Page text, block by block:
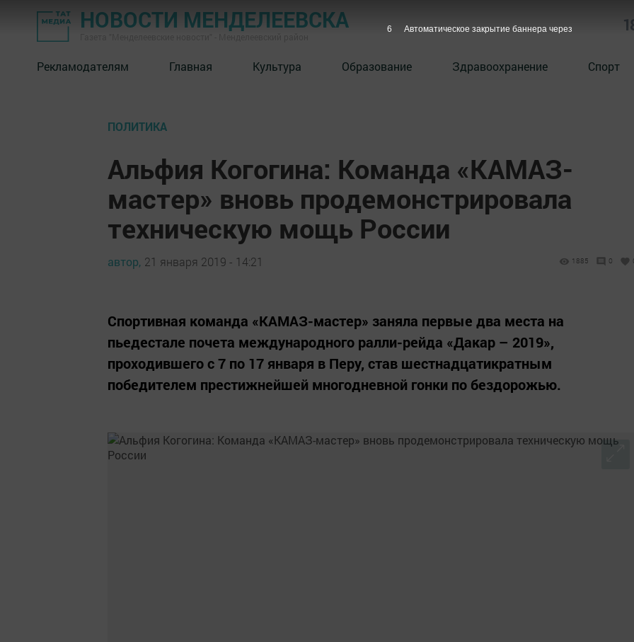
НОВОСТИ МЕНДЕЛЕЕВСКА
Рекламодателям Главная Культура Образование Здравоохранение Спорт
ПОЛИТИКА
Альфия Когогина: Команда «КАМАЗ-
мастер» вновь продемонстрировала
техническую мощь России
автор, 21 января 2019 - 14:21 1885 0
Спортивная команда «КАМАЗ-мастер» заняла первые два места на
пьедестале почета международного ралли-рейда «Дакар – 2019»,
проходившего с 7 по 17 января в Перу, став шестнадцатикратным
победителем престижнейшей многодневной гонки по бездорожью.
5 Автоматическое закрытие баннера через